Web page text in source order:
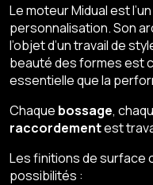
Le moteur Midual est
personnalisation. Son
l’objet d’un travail de
beauté des formes est
essentielle que la
Chaque bossage,
raccordementest
Les finitions de surface
possibilités :